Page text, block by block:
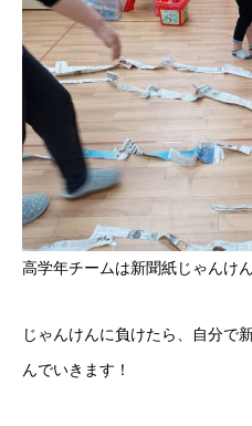
高学年チームは新聞紙じゃんけ
じゃんけんに負けたら、自分で
んでいきます！